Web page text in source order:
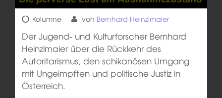
Kolumne von Bernhard Heinzlmaier
Der Jugend- und Kulturforscher Bernhard
Heinzlmaier über die Rückkehr des
Autoritarismus, den schikanösen Umgang
mit Ungeimpften und politische Justiz in
Österreich.